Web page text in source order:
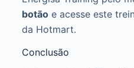
botãoe acesse este
da Hotmart.
Conclusão